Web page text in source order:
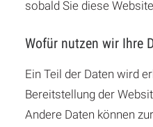
sobald Sie diese
Wofür nutzen wir Ihre
Ein Teil der Daten wird
Bereitstellung der
Andere Daten können